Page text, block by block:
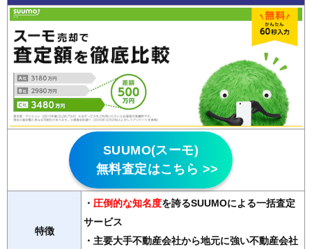
SUUMO(スーモ)
無料査定はこちら >>
特徴
・ 圧倒的な知名度を誇るSUUMOによる一括査定
サービス
・主要大手不動産会社から地元に強い不動産会社